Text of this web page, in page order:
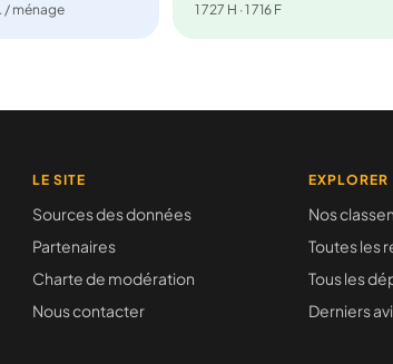
/ ménage 1 727 H · 1 716 F
LE SITE
Sources des données
Partenaires
Charte de modération
Nous contacter
EXPLORER
Nos
Toutes les
Tous les
Derniers